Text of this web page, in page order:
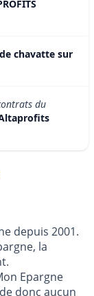
chavatte sur
du
depuis 2001.
la
Epargne
donc aucun